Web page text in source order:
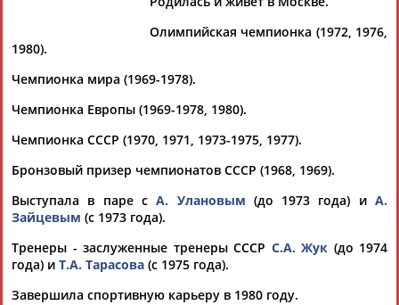
Документы 1-10 из 126 найденных уникальных документов
России
...в соревнованиях. Трёхкратная олимпийская чемпионка
Ирина Роднина, в свою очередь, выразила несогласие с
мнением... ...которой могут позавидовать другие страны. По
мнению
Родниной
поездки в...
(Проект:Информационное агентство СТАДИОН
Ирина Роднина: Количество квот фигуристов на
Олимпийских играх зависит от ISU, а не от решения МОК
Трехкратная олимпийская чемпионка по фигурному
Олимпийская чемпионка (1972, 1976,
1980).
Чемпионка мира (1969-1978).
Чемпионка Европы (1969-1978, 1980).
Чемпионка СССР (1970, 1971, 1973-1975, 1977).
Бронзовый призер чемпионатов СССР (1968, 1969).
Выступала в паре сА. Улановым (до 1973 года) иА.
Зайцевым (с 1973 года).
Тренеры - заслуженные тренеры СССР С.А. Жук (до 1974
года) и Т.А. Тарасова (с 1975 года).
Завершила спортивную карьеру в 1980 году.